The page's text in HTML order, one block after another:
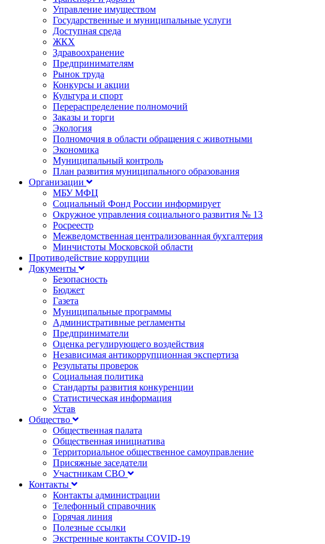
Управление имуществом
Государственные и муниципальные услуги
Доступная среда
ЖКХ
Здравоохранение
Предпринимателям
Рынок труда
Конкурсы и акции
Культура и спорт
Перераспределение полномочий
Заказы и торги
Экология
Полномочия в области обращения с животными
Экономика
Муниципальный контроль
План развития муниципального образования
Организации
МБУ МФЦ
Социальный Фонд России информирует
Окружное управления социального развития № 13
Росреестр
Межведомственная централизованная бухгалтерия
Минчистоты Московской области
Противодействие коррупции
Документы
Безопасность
Бюджет
Газета
Муниципальные программы
Административные регламенты
Предприниматели
Оценка регулирующего воздействия
Независимая антикоррупционная экспертиза
Результаты проверок
Социальная политика
Стандарты развития конкуренции
Статистическая информация
Устав
Общество
Общественная палата
Общественная инициатива
Территориальное общественное самоуправление
Присяжные заседатели
Участникам СВО
Контакты
Контакты администрации
Телефонный справочник
Горячая линия
Полезные ссылки
Экстренные контакты COVID-19